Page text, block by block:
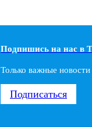
Подпишись на наc в
Только важные
Подписаться